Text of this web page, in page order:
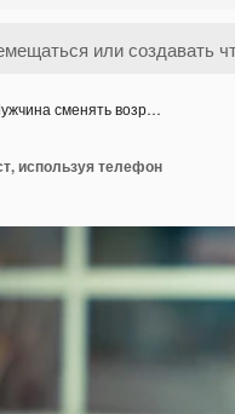
сменять возр…
используя телефон